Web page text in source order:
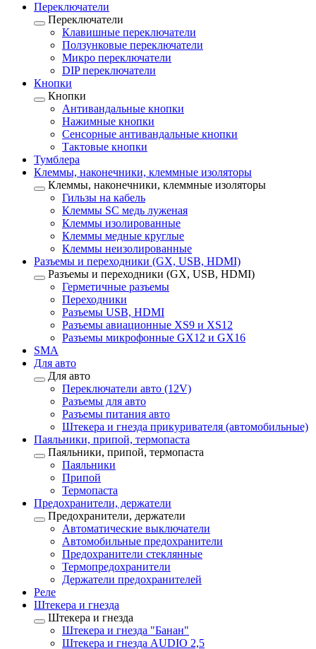
Переключатели
Переключатели
Клавишные переключатели
Ползунковые переключатели
Микро переключатели
DIP переключатели
Кнопки
Кнопки
Антивандальные кнопки
Нажимные кнопки
Сенсорные антивандальные кнопки
Тактовые кнопки
Тумблера
Клеммы, наконечники, клеммные изоляторы
Клеммы, наконечники, клеммные изоляторы
Гильзы на кабель
Клеммы SC медь луженая
Клеммы изолированные
Клеммы медные круглые
Клеммы неизолированные
Разъемы и переходники (GX, USB, HDMI)
Разъемы и переходники (GX, USB, HDMI)
Герметичные разъемы
Переходники
Разъемы USB, HDMI
Разъемы авиационные XS9 и XS12
Разъемы микрофонные GX12 и GX16
SMA
Для авто
Для авто
Переключатели авто (12V)
Разъемы для авто
Разъемы питания авто
Штекера и гнезда прикуривателя (автомобильные)
Паяльники, припой, термопаста
Паяльники, припой, термопаста
Паяльники
Припой
Термопаста
Предохранители, держатели
Предохранители, держатели
Автоматические выключатели
Автомобильные предохранители
Предохранители стеклянные
Термопредохранители
Держатели предохранителей
Реле
Штекера и гнезда
Штекера и гнезда
Штекера и гнезда "Банан"
Штекера и гнезда AUDIO 2,5